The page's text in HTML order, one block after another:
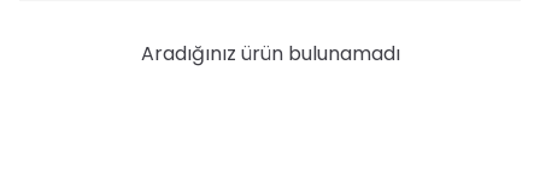
Aradığınız ürün bulunamadı